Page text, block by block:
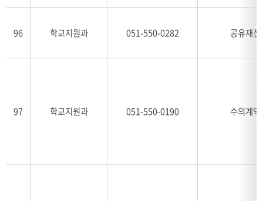
96 학교지원과 051-550-0282 공유재산
97 학교지원과 051-550-0190 수의계약